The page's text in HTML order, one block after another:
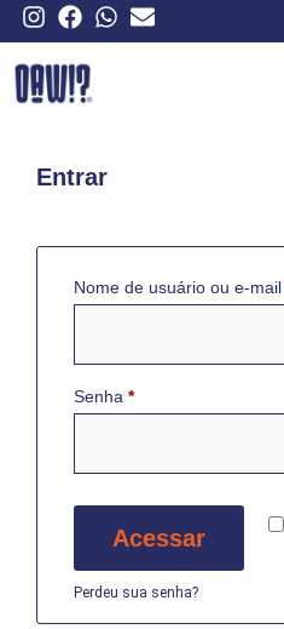
Entrar
Nome de usuário ou e-mail
Senha *
Acessar
Perdeu sua senha?